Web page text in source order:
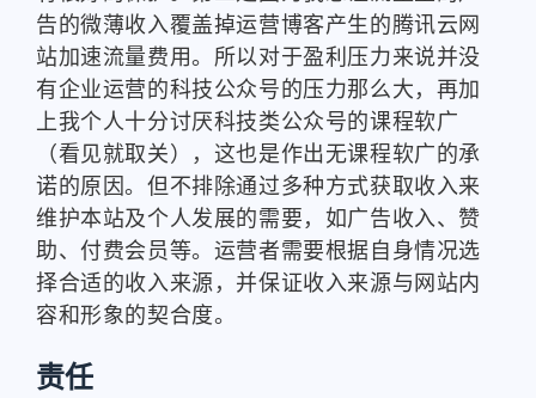
告的微薄收入覆盖掉运营博客产生的腾讯云网
站加速流量费用。所以对于盈利压力来说并没
有企业运营的科技公众号的压力那么大，再加
上我个人十分讨厌科技类公众号的课程软广
（看见就取关），这也是作出无课程软广的承
诺的原因。但不排除通过多种方式获取收入来
维护本站及个人发展的需要，如广告收入、赞
助、付费会员等。运营者需要根据自身情况选
择合适的收入来源，并保证收入来源与网站内
容和形象的契合度。
责任